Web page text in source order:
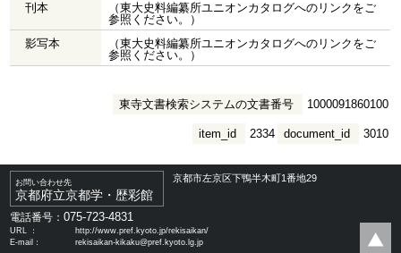
刊本
（東大史料編纂所ユニオンカタログへのリンクをご
参照ください。）
影写本
（東大史料編纂所ユニオンカタログへのリンクをご
参照ください。）
東寺文書検索システムの文書番号 1000091860100
document_id 3010
item_id 2334
お問い合わせ先
京都府立京都学・歴彩館
京都市左京区下鴨半木町1番地29
電話番号：075-723-4831
URL ：
http://www.pref.kyoto.jp/rekisaikan/
E-mail：
rekisaikan-kikaku@pref.kyoto.lg.jp